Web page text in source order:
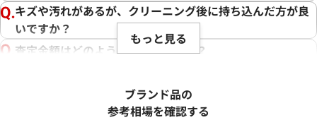
キズや汚れがあるが、クリーニング後に持ち込んだ方が良
いですか？
査定金額はどのように決まりますか？
売却するか悩んでいるのですが、査定だけお願いできます
もっと見る
ブランド品の
参考相場を確認する